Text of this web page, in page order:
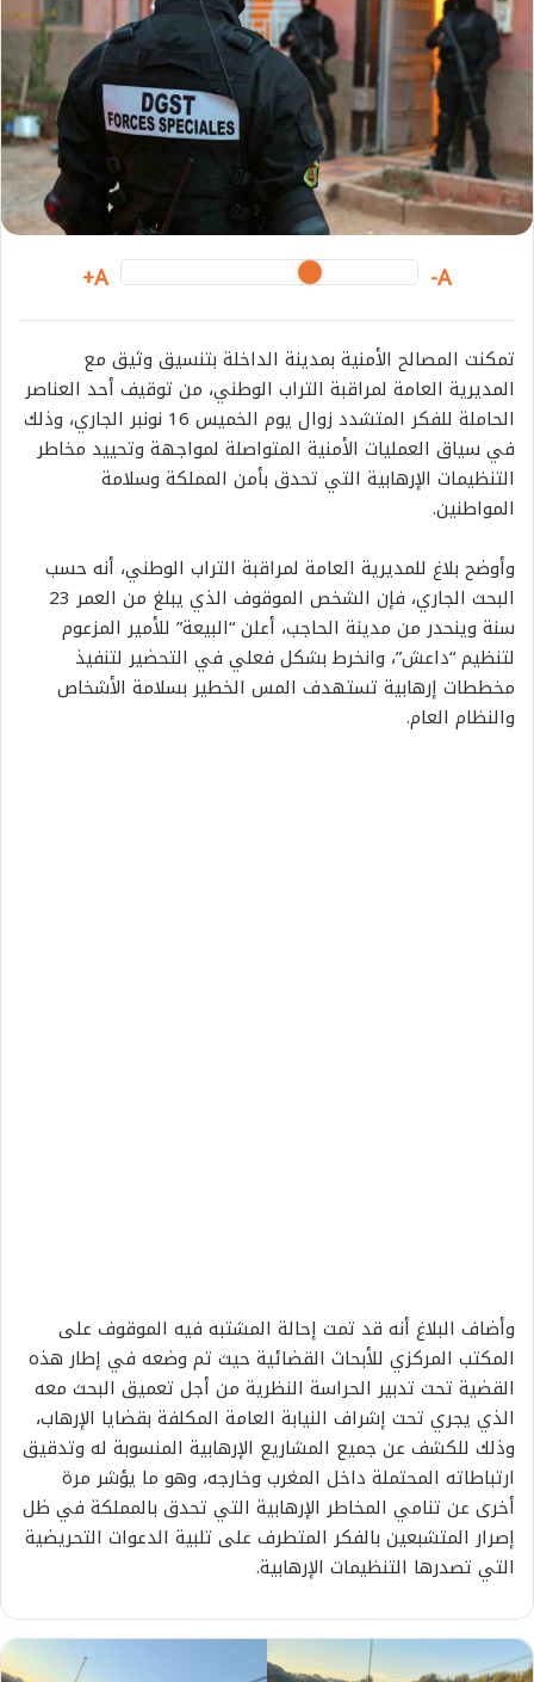
e
m
a
A-
A+
تمكنت المصالح الأمنية بمدينة الداخلة بتنسيق وثيق مع
المديرية العامة لمراقبة التراب الوطني، من توقيف أحد العناصر
الحاملة للفكر المتشدد زوال يوم الخميس 16 نونبر الجاري، وذلك
في سياق العمليات الأمنية المتواصلة لمواجهة وتحييد مخاطر
التنظيمات الإرهابية التي تحدق بأمن المملكة وسلامة
المواطنين.
وأوضح بلاغ للمديرية العامة لمراقبة التراب الوطني، أنه حسب
البحث الجاري، فإن الشخص الموقوف الذي يبلغ من العمر 23
سنة وينحدر من مدينة الحاجب، أعلن “البيعة” للأمير المزعوم
لتنظيم “داعش”، وانخرط بشكل فعلي في التحضير لتنفيذ
مخططات إرهابية تستهدف المس الخطير بسلامة الأشخاص
والنظام العام.
وأضاف البلاغ أنه قد تمت إحالة المشتبه فيه الموقوف على
المكتب المركزي للأبحاث القضائية حيث تم وضعه في إطار هذه
القضية تحت تدبير الحراسة النظرية من أجل تعميق البحث معه
الذي يجري تحت إشراف النيابة العامة المكلفة بقضايا الإرهاب،
وذلك للكشف عن جميع المشاريع الإرهابية المنسوبة له وتدقيق
ارتباطاته المحتملة داخل المغرب وخارجه، وهو ما يؤشر مرة
أخرى عن تنامي المخاطر الإرهابية التي تحدق بالمملكة في ظل
إصرار المتشبعين بالفكر المتطرف على تلبية الدعوات التحريضية
التي تصدرها التنظيمات الإرهابية.
غ